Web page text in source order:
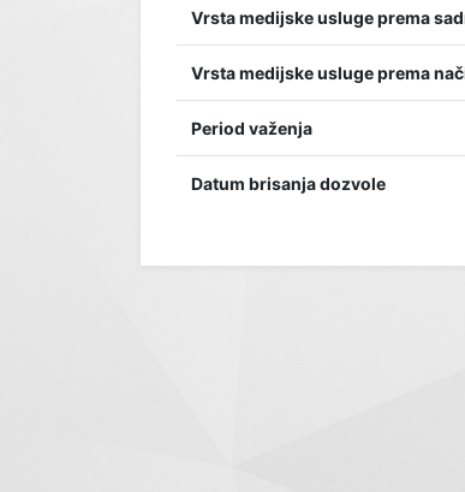
Vrsta medijske usluge prema
Vrsta medijske usluge prema
Period važenja
Datum brisanja dozvole